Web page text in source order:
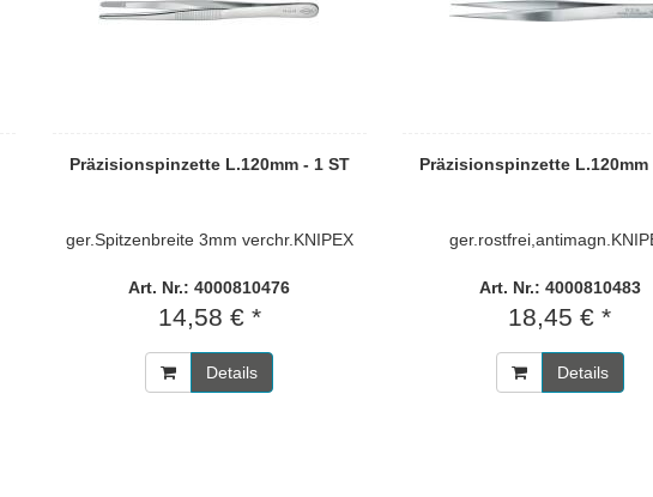
Präzisionspinzette L.120mm - 1 ST
ger.Spitzenbreite 3mm verchr.KNIPEX
Art. Nr.: 4000810476
14,58 € *
Details
Präzisionspinzette L.120mm
Art. Nr.: 4000810483
18,45 € *
Details